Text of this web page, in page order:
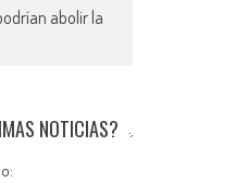
abolir la
NOTICIAS?